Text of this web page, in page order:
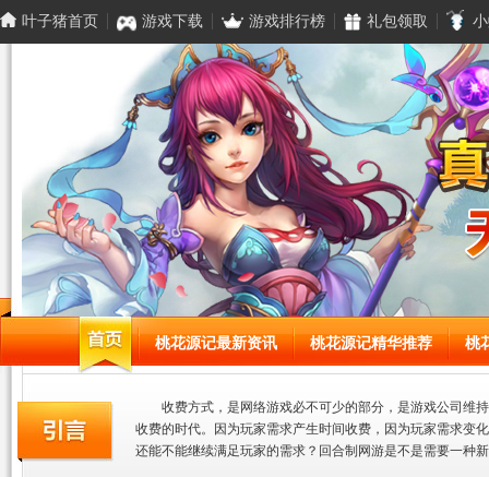
叶子猪首页 游戏下载 游戏排行榜 礼包领取
桃花源记最新资讯 桃花源记精华推荐 桃
收费方式，是网络游戏必不可少的部分，是游戏公司维
收费的时代。因为玩家需求产生时间收费，因为玩家需求变
还能不能继续满足玩家的需求？回合制网游是不是需要一种